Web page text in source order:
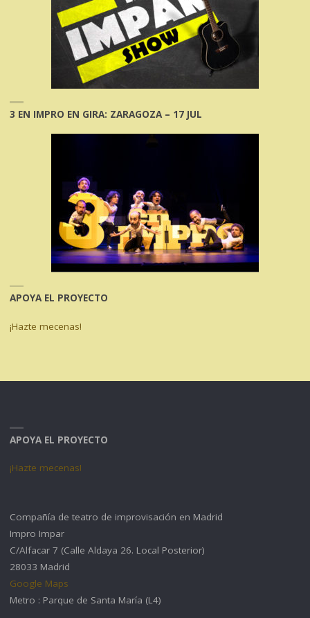
3 EN IMPRO EN GIRA: ZARAGOZA – 17 JUL
APOYA EL PROYECTO
¡Hazte mecenas!
APOYA EL PROYECTO
¡Hazte mecenas!
Compañía de teatro de improvisación en Madrid
Impro Impar
C/Alfacar 7 (Calle Aldaya 26. Local Posterior)
28033 Madrid
Google Maps
Metro : Parque de Santa María (L4)